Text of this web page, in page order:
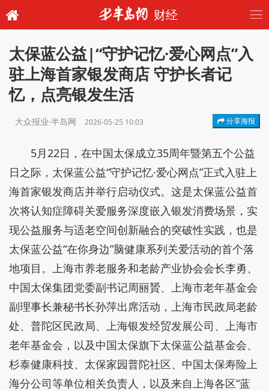
财经
太保蓝公益|“守护记忆·爱心网点”入
驻上海首家银发商店 守护长者记
忆，点亮银发生活
大众报业·半岛网 2026-05-25 10:03 分享海报
5月22日，在中国太保成立35周年暨第五个公益
日之际，太保蓝公益“守护记忆·爱心网点”正式入驻上
海首家银发商店并举行启动仪式。这是太保蓝公益首
次将认知症障碍关爱服务深度嵌入银发消费场景，实
现公益服务与适老空间创新融合的突破性实践，也是
太保蓝公益“在你身边”脑健康系列关爱活动的首个落
地项目。上海市养老服务和老龄产业协会会长李勇、
中国太保集团党委副书记周丽贇、上海市老年基金会
副理事长兼秘书长孙萍出席活动，上海市民政局老龄
处、普陀区民政局、上海银发经贸发展公司、上海市
老年基金会，以及中国太保旗下太保蓝公益基金会、
杉泰健康科技、太保家园普陀社区、中国太保寿险上
海分公司等单位相关负责人，以及来自上海各区“蓝